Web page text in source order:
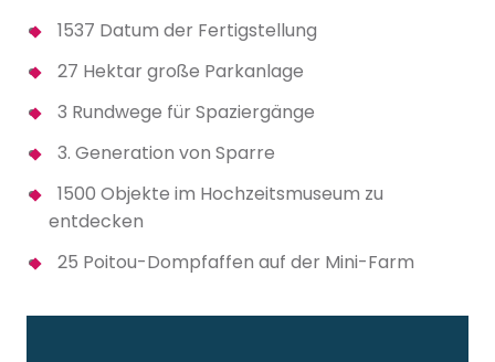
1537 Datum der Fertigstellung
27 Hektar große Parkanlage
3 Rundwege für Spaziergänge
3. Generation von Sparre
1500 Objekte im Hochzeitsmuseum zu
entdecken
25 Poitou-Dompfaffen auf der Mini-Farm